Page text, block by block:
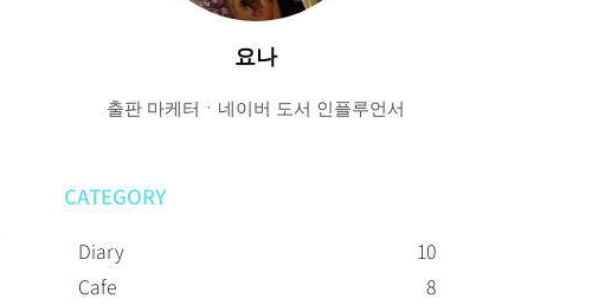
요나
출판 마케터ㆍ네이버 도서 인플루언서
CATEGORY
Diary
10
Cafe
8